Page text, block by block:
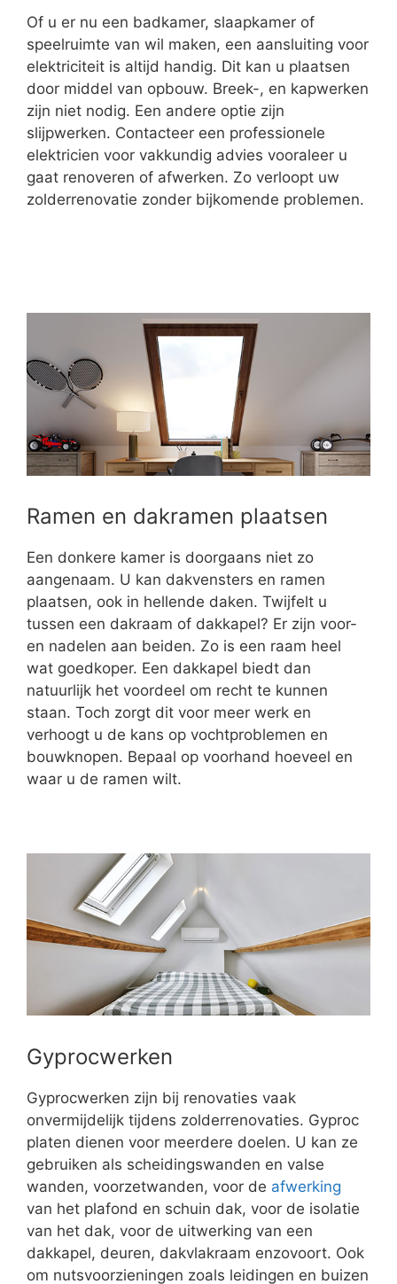
Of u er nu een badkamer, slaapkamer of
speelruimte van wil maken, een aansluiting voor
elektriciteit is altijd handig. Dit kan u plaatsen
door middel van opbouw. Breek-, en kapwerken
zijn niet nodig. Een andere optie zijn
slijpwerken. Contacteer een professionele
elektricien voor vakkundig advies vooraleer u
gaat renoveren of afwerken. Zo verloopt uw
zolderrenovatie zonder bijkomende problemen.
Ramen en dakramen plaatsen
Een donkere kamer is doorgaans niet zo
aangenaam. U kan dakvensters en ramen
plaatsen, ook in hellende daken. Twijfelt u
tussen een dakraam of dakkapel? Er zijn voor-
en nadelen aan beiden. Zo is een raam heel
wat goedkoper. Een dakkapel biedt dan
natuurlijk het voordeel om recht te kunnen
staan. Toch zorgt dit voor meer werk en
verhoogt u de kans op vochtproblemen en
bouwknopen. Bepaal op voorhand hoeveel en
waar u de ramen wilt.
Gyprocwerken
Gyprocwerken zijn bij renovaties vaak
onvermijdelijk tijdens zolderrenovaties. Gyproc
platen dienen voor meerdere doelen. U kan ze
gebruiken als scheidingswanden en valse
wanden, voorzetwanden, voor de afwerking
van het plafond en schuin dak, voor de isolatie
van het dak, voor de uitwerking van een
dakkapel, deuren, dakvlakraam enzovoort. Ook
om nutsvoorzieningen zoals leidingen en buizen